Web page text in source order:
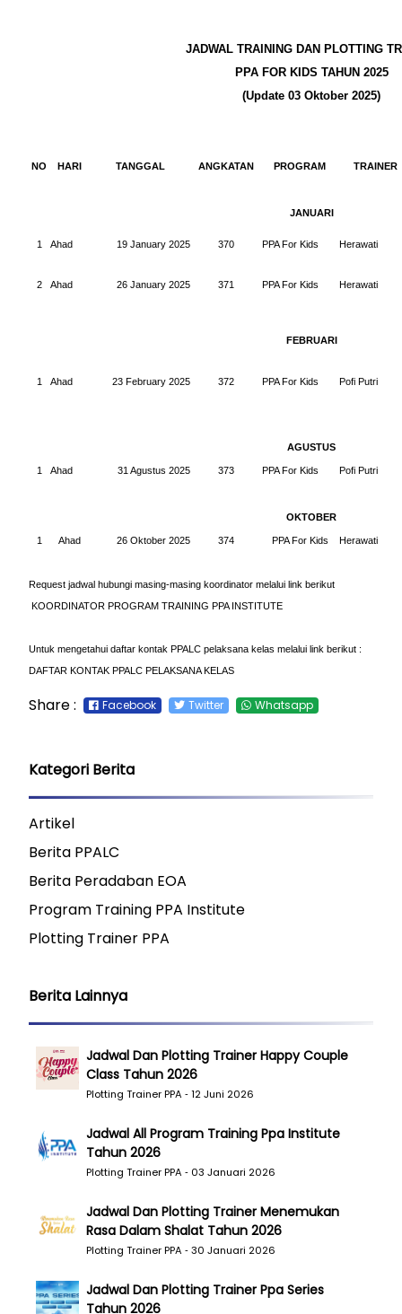
JADWAL TRAINING DAN PLOTTING
PPA FOR KIDS TAHUN 2025
(Update 03 Oktober 2025)
NO HARI TANGGAL ANGKATAN PROGRAM TRAINER
JANUARI
1 Ahad 19 January 2025 370 PPA For Kids Herawati
2 Ahad 26 January 2025 371 PPA For Kids Herawati
FEBRUARI
1 Ahad 23 February 2025 372 PPA For Kids Pofi Putri
AGUSTUS
1 Ahad 31 Agustus 2025 373 PPA For Kids Pofi Putri
OKTOBER
1 Ahad 26 Oktober 2025 374 PPA For Kids Herawati
Request jadwal hubungi masing-masing koordinator melalui link berikut
KOORDINATOR PROGRAM TRAINING PPA INSTITUTE
Untuk mengetahui daftar kontak PPALC pelaksana kelas melalui link berikut :
DAFTAR KONTAK PPALC PELAKSANA KELAS
Share : Facebook Twitter Whatsapp
Kategori Berita
Artikel
Berita PPALC
Berita Peradaban EOA
Program Training PPA Institute
Plotting Trainer PPA
Berita Lainnya
Jadwal Dan Plotting Trainer Happy Couple
Class Tahun 2026
Plotting Trainer PPA ‐ 12 Juni 2026
Jadwal All Program Training Ppa Institute
Tahun 2026
Plotting Trainer PPA ‐ 03 Januari 2026
Jadwal Dan Plotting Trainer Menemukan
Rasa Dalam Shalat Tahun 2026
Plotting Trainer PPA ‐ 30 Januari 2026
Jadwal Dan Plotting Trainer Ppa Series
Tahun 2026